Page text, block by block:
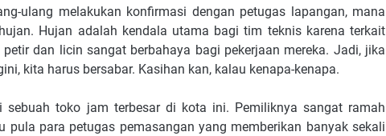
ulang melakukan konfirmasi dengan petugas lapangan, mana
Hujan adalah kendala utama bagi tim teknis karena terkait
dan licin sangat berbahaya bagi pekerjaan mereka. Jadi, jika
kita harus bersabar. Kasihan kan, kalau kenapa-kenapa.
sebuah toko jam terbesar di kota ini. Pemiliknya sangat ramah
pula para petugas pemasangan yang memberikan banyak sekali